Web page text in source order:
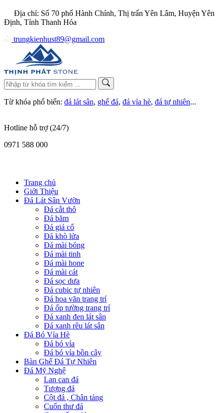
Địa chỉ: Số 70 phố Hành Chính, Thị trấn Yên Lâm, Huyện Yên
Định, Tỉnh Thanh Hóa
trungkienhust89@gmail.com
Từ khóa phổ biến: đá lát sân, ghế đá, đá vỉa hè, đá tự nhiên...
Hotline hỗ trợ (24/7)
0971 588 000
Trang chủ
Giới Thiệu
Đá Lát Sân Vườn
Đá cắt thô
Đá băm
Đá giả cổ
Đá khò lửa
Đá mài bóng
Đá mài tinh
Đá mài hone
Đá mài cát
Đá sọc dưa
Đá cubic tự nhiên
Đá hoa văn trang trí
Đá ốp tường trang trí
Đá xanh đen lát sân
Đá xanh rêu lát sân
Đá Bó Vỉa Hè
Đá bó vỉa
Đá bó vỉa bồn cây
Bàn Ghế Đá Tự Nhiên
Đá Mỹ Nghệ
Lan can đá
Tượng đá
Cột đá , Chân tảng
Cuốn thư đá